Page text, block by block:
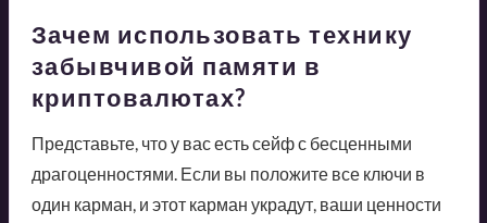
Зачем использовать технику
забывчивой памяти в
криптовалютах?
Представьте, что у вас есть сейф с бесценными
драгоценностями. Если вы положите все ключи в
один карман, и этот карман украдут, ваши ценности